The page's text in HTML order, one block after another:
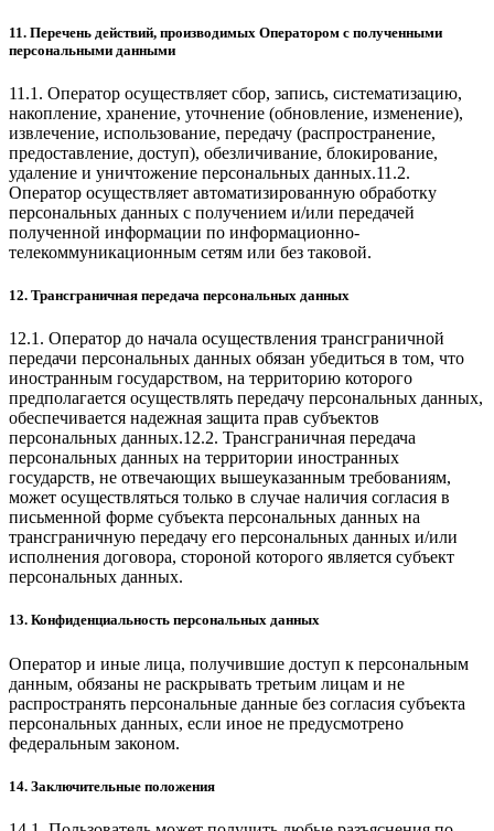
11. Перечень действий, производимых Оператором с полученными
персональными данными
11.1. Оператор осуществляет сбор, запись, систематизацию,
накопление, хранение, уточнение (обновление, изменение),
извлечение, использование, передачу (распространение,
предоставление, доступ), обезличивание, блокирование,
удаление и уничтожение персональных данных.11.2.
Оператор осуществляет автоматизированную обработку
персональных данных с получением и/или передачей
полученной информации по информационно-
телекоммуникационным сетям или без таковой.
12. Трансграничная передача персональных данных
12.1. Оператор до начала осуществления трансграничной
передачи персональных данных обязан убедиться в том, что
иностранным государством, на территорию которого
предполагается осуществлять передачу персональных данных,
обеспечивается надежная защита прав субъектов
персональных данных.12.2. Трансграничная передача
персональных данных на территории иностранных
государств, не отвечающих вышеуказанным требованиям,
может осуществляться только в случае наличия согласия в
письменной форме субъекта персональных данных на
трансграничную передачу его персональных данных и/или
исполнения договора, стороной которого является субъект
персональных данных.
13. Конфиденциальность персональных данных
Оператор и иные лица, получившие доступ к персональным
данным, обязаны не раскрывать третьим лицам и не
распространять персональные данные без согласия субъекта
персональных данных, если иное не предусмотрено
федеральным законом.
14. Заключительные положения